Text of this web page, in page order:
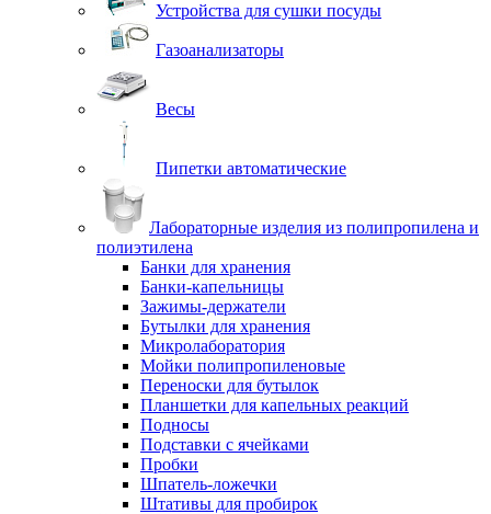
Устройства для сушки посуды
Газоанализаторы
Весы
Пипетки автоматические
Лабораторные изделия из полипропилена и
полиэтилена
Банки для хранения
Банки-капельницы
Зажимы-держатели
Бутылки для хранения
Микролаборатория
Мойки полипропиленовые
Переноски для бутылок
Планшетки для капельных реакций
Подносы
Подставки с ячейками
Пробки
Шпатель-ложечки
Штативы для пробирок